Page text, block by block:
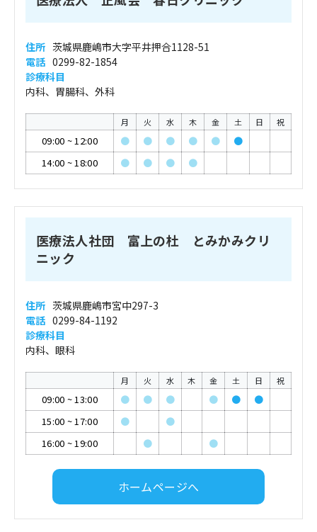
住所 茨城県鹿嶋市大字平井押合1128-51
電話 0299-82-1854
診療科目
内科、胃腸科、外科
月 火 水 木 金 土 日 祝
09:00 ~12:00 ● ● ● ● ●
●
14:00 ~18:00 ● ● ● ●
医療法人社団 富上の杜 とみかみクリ
ニック
住所 茨城県鹿嶋市宮中297-3
電話 0299-84-1192
診療科目
内科、眼科
月 火 水 木 金 土 日 祝
09:00 ~13:00 ● ● ● ● ●
●
15:00 ~17:00 ●
●
16:00 ~19:00 ● ●
ホームページへ